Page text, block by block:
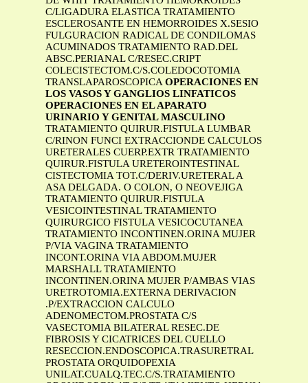
C/LIGADURA ELASTICA TRATAMIENTO
ESCLEROSANTE EN HEMORROIDES X.SESIO
FULGURACION RADICAL DE CONDILOMAS
ACUMINADOS TRATAMIENTO RAD.DEL
ABSC.PERIANAL C/RESEC.CRIPT
COLECISTECTOM.C/S.COLEDOCOTOMIA
TRANSLAPAROSCOPICAOPERACIONES EN
LOS VASOS Y GANGLIOS LINFATICOS
OPERACIONES EN EL APARATO
URINARIO Y GENITAL MASCULINO
TRATAMIENTO QUIRUR.FISTULA LUMBAR
C/RINON FUNCI EXTRACCIONDE CALCULOS
URETERALES CUERP.EXTR TRATAMIENTO
QUIRUR.FISTULA URETEROINTESTINAL
CISTECTOMIA TOT.C/DERIV.URETERAL A
ASA DELGADA. O COLON, O NEOVEJIGA
TRATAMIENTO QUIRUR.FISTULA
VESICOINTESTINAL TRATAMIENTO
QUIRURGICO FISTULA VESICOCUTANEA
TRATAMIENTO INCONTINEN.ORINA MUJER
P/VIA VAGINA TRATAMIENTO
INCONT.ORINA VIA ABDOM.MUJER
MARSHALL TRATAMIENTO
INCONTINEN.ORINA MUJER P/AMBAS VIAS
URETROTOMIA.EXTERNA DERIVACION
.P/EXTRACCION CALCULO
ADENOMECTOM.PROSTATA C/S
VASECTOMIA BILATERAL RESEC.DE
FIBROSIS Y CICATRICES DEL CUELLO
RESECCION.ENDOSCOPICA.TRASURETRAL
PROSTATA ORQUIDOPEXIA
UNILAT.CUALQ.TEC.C/S.TRATAMIENTO